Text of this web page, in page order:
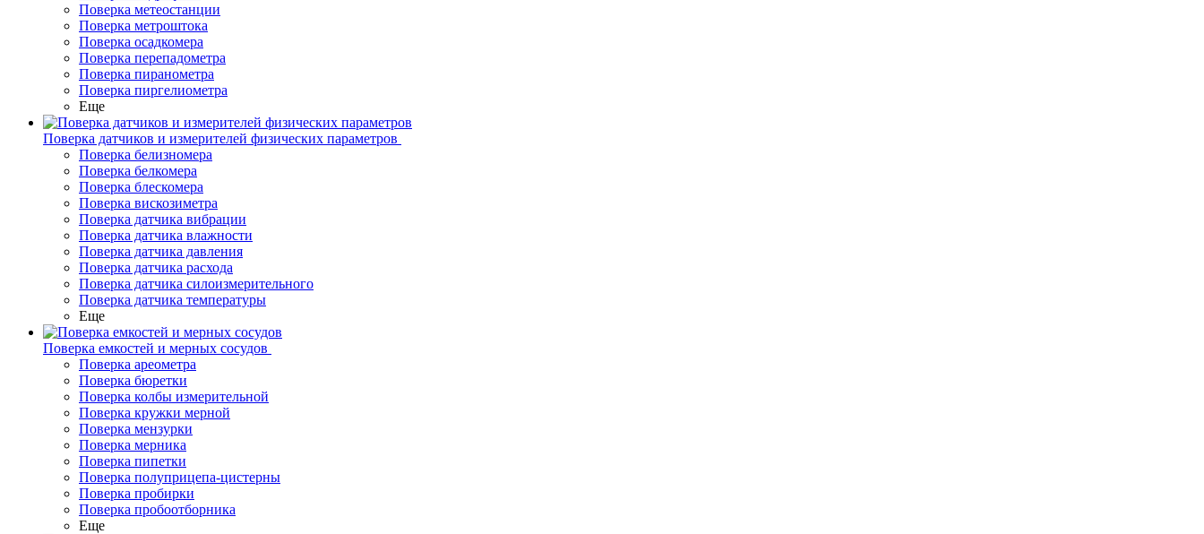
Поверка метеостанции
Поверка метроштока
Поверка осадкомера
Поверка перепадометра
Поверка пиранометра
Поверка пиргелиометра
Еще
Поверка датчиков и измерителей физических параметров
Поверка белизномера
Поверка белкомера
Поверка блескомера
Поверка вискозиметра
Поверка датчика вибрации
Поверка датчика влажности
Поверка датчика давления
Поверка датчика расхода
Поверка датчика силоизмерительного
Поверка датчика температуры
Еще
Поверка емкостей и мерных сосудов
Поверка ареометра
Поверка бюретки
Поверка колбы измерительной
Поверка кружки мерной
Поверка мензурки
Поверка мерника
Поверка пипетки
Поверка полуприцепа-цистерны
Поверка пробирки
Поверка пробоотборника
Еще